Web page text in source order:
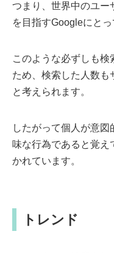
つまり、世界中のユー
を目指すGoogleにと
このような必ずしも検
ため、検索した人数も
と考えられます。
したがって個人が意
味な行為であると覚え
かれています。
トレンド